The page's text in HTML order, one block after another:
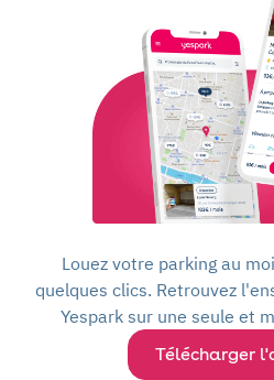
Louez votre parking au
quelques clics. Retrouvez
Yespark sur une seule et
Télécharger